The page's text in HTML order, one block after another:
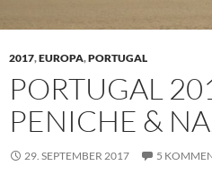
2017,EUROPA,PORTUGAL
PORTUGAL
PENICHE &
29. SEPTEMBER 2017 5